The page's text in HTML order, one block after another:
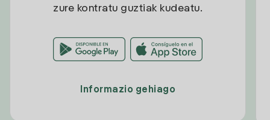
zure kontratu guztiak kudeatu.
Informazio gehiago